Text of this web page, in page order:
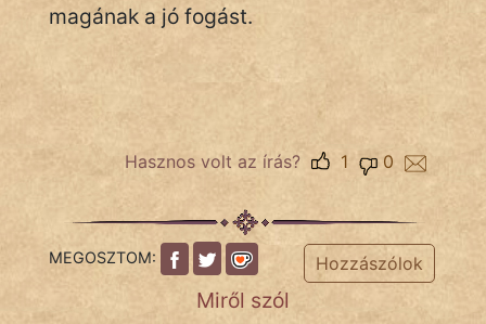
MAGYARSÁG
magának a jó fogást.
Hasznos volt az írás? 0
1
MEGOSZTOM: Hozzászólok
Miről szól